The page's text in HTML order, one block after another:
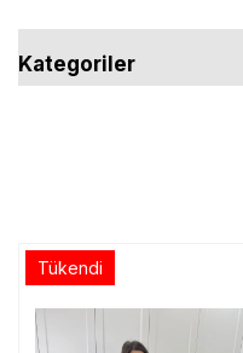
Kategoriler
Üst Giyim
T-shirt
Alt Giyim
Tükendi